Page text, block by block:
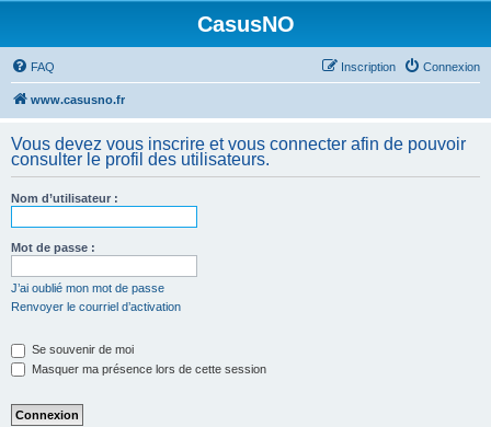
CasusNO
FAQ Connexion
Inscription
www.casusno.fr
Vous devez vous inscrire et vous connecter afin de pouvoir
consulter le profil des utilisateurs.
Nom d’utilisateur :
Mot de passe :
J’ai oublié mon mot de passe
Renvoyer le courriel d’activation
Se souvenir de moi
Masquer ma présence lors de cette session